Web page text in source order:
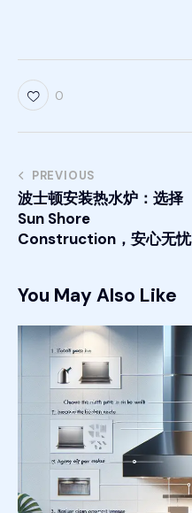
0
PREVIOUS
波士顿安装热水炉：选择
Sun Shore
Construction，安心无忧
You May Also Like